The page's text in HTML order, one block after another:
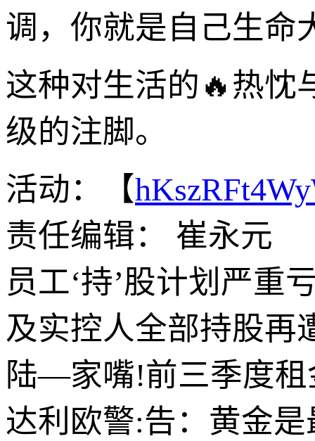
调，你就是自己生命
这种对生活的🔥热忱
级的注脚。
活动：【
责任编辑： 崔永元
员工‘持’股计划严重
及实控人全部持股再
陆—家嘴!前三季度租
达利欧警:告：黄金